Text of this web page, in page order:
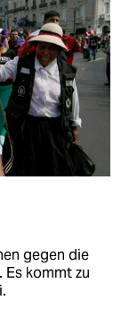
gegen die
Es kommt zu